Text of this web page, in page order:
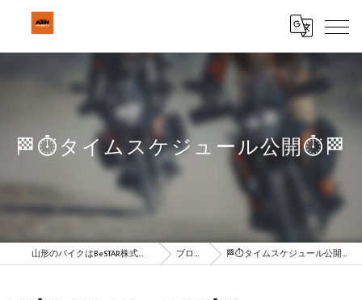
🏁⏱タイムスケジュール公開⏱🏁
山形のバイクはBeSTAR株式会社 ブログ 🏁⏱タイムスケジュール公開⏱🏁